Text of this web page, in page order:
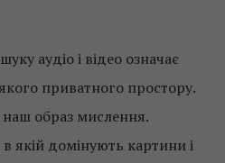
аудіо і відео означає
приватного простору.
наш образ мислення.
якій домінують картини і